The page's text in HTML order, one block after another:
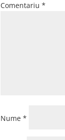
Comentariu *
Nume *